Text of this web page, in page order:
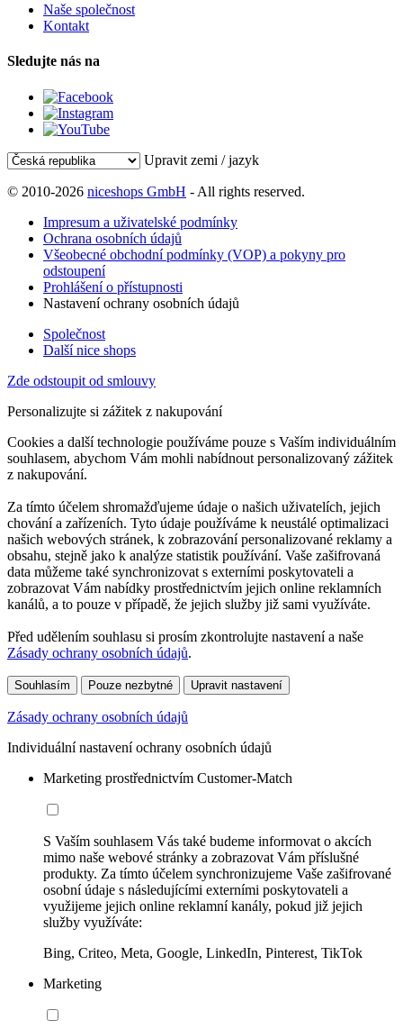
Naše společnost
Kontakt
Sledujte nás na
Upravit zemi / jazyk
© 2010-2026 niceshops GmbH - All rights reserved.
Impresum a uživatelské podmínky
Ochrana osobních údajů
Všeobecné obchodní podmínky (VOP) a pokyny pro
odstoupení
Prohlášení o přístupnosti
Nastavení ochrany osobních údajů
Společnost
Další nice shops
Zde odstoupit od smlouvy
Personalizujte si zážitek z nakupování
Cookies a další technologie používáme pouze s Vaším individuálním
souhlasem, abychom Vám mohli nabídnout personalizovaný zážitek
z nakupování.
Za tímto účelem shromažďujeme údaje o našich uživatelích, jejich
chování a zařízeních. Tyto údaje používáme k neustálé optimalizaci
našich webových stránek, k zobrazování personalizované reklamy a
obsahu, stejně jako k analýze statistik používání. Vaše zašifrovaná
data můžeme také synchronizovat s externími poskytovateli a
zobrazovat Vám nabídky prostřednictvím jejich online reklamních
kanálů, a to pouze v případě, že jejich služby již sami využíváte.
Před udělením souhlasu si prosím zkontrolujte nastavení a naše
Zásady ochrany osobních údajů.
Souhlasím Pouze nezbytné Upravit nastavení
Zásady ochrany osobních údajů
Individuální nastavení ochrany osobních údajů
Marketing prostřednictvím Customer-Match
S Vaším souhlasem Vás také budeme informovat o akcích
mimo naše webové stránky a zobrazovat Vám příslušné
produkty. Za tímto účelem synchronizujeme Vaše zašifrované
osobní údaje s následujícími externími poskytovateli a
využijeme jejich online reklamní kanály, pokud již jejich
služby využíváte:
Bing, Criteo, Meta, Google, LinkedIn, Pinterest, TikTok
Marketing